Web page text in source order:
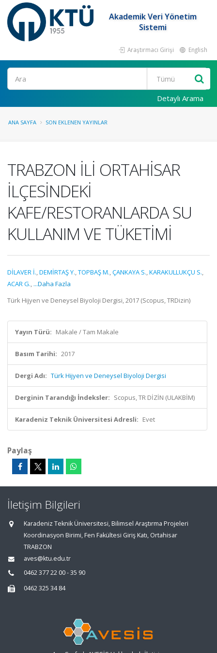
Akademik Veri Yönetim
Sistemi
Araştırmacı Girişi English
Ara
Detaylı Arama
ANA SAYFA SON EKLENEN YAYINLAR
TRABZON İLİ ORTAHİSAR
İLÇESİNDEKİ
KAFE/RESTORANLARDA SU
KULLANIM VE TÜKETİMİ
DİLAVER İ.,DEMİRTAŞ Y.,TOPBAŞ M.,ÇANKAYA S.,KARAKULLUKÇU S.,
ACAR G., ...Daha Fazla
Türk Hijyen ve Deneysel Biyoloji Dergisi, 2017 (Scopus, TRDizin)
Yayın Türü: Makale / Tam Makale
Basım Tarihi: 2017
Dergi Adı: Türk Hijyen ve Deneysel Biyoloji Dergisi
Derginin Tarandığı İndeksler: Scopus, TR DİZİN (ULAKBİM)
Karadeniz Teknik Üniversitesi Adresli: Evet
Paylaş
İletişim Bilgileri
Karadeniz Teknik Üniversitesi, Bilimsel Araştırma Projeleri
Koordinasyon Birimi, Fen Fakültesi Giriş Katı, Ortahisar
TRABZON
aves@ktu.edu.tr
0462 377 22 00 - 35 90
0462 325 34 84